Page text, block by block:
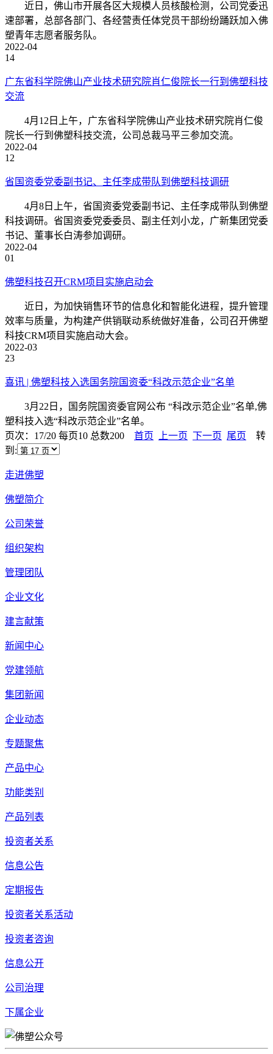
近日，佛山市开展各区大规模人员核酸检测，公司党委迅
速部署，总部各部门、各经营责任体党员干部纷纷踊跃加入佛
塑青年志愿者服务队。
2022-04
14
广东省科学院佛山产业技术研究院肖仁俊院长一行到佛塑科技
交流
4月12日上午，广东省科学院佛山产业技术研究院肖仁俊
院长一行到佛塑科技交流，公司总裁马平三参加交流。
2022-04
12
省国资委党委副书记、主任李成带队到佛塑科技调研
4月8日上午，省国资委党委副书记、主任李成带队到佛塑
科技调研。省国资委党委委员、副主任刘小龙，广新集团党委
书记、董事长白涛参加调研。
2022-04
01
佛塑科技召开CRM项目实施启动会
近日，为加快销售环节的信息化和智能化进程，提升管理
效率与质量，为构建产供销联动系统做好准备，公司召开佛塑
科技CRM项目实施启动大会。
2022-03
23
喜讯 | 佛塑科技入选国务院国资委“科改示范企业”名单
3月22日，国务院国资委官网公布 “科改示范企业”名单,佛
塑科技入选“科改示范企业”名单。
页次：17/20 每页10 总数200 首页 上一页 下一页 尾页 转
到:
走进佛塑
佛塑简介
公司荣誉
组织架构
管理团队
企业文化
建言献策
新闻中心
党建领航
集团新闻
企业动态
专题聚焦
产品中心
功能类别
产品列表
投资者关系
信息公告
定期报告
投资者关系活动
投资者咨询
信息公开
公司治理
下属企业